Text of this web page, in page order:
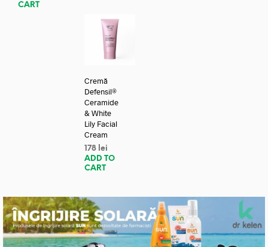
CART
Cremă
Defensil®
Ceramide
& White
Lily Facial
Cream
178 lei
ADD TO
CART